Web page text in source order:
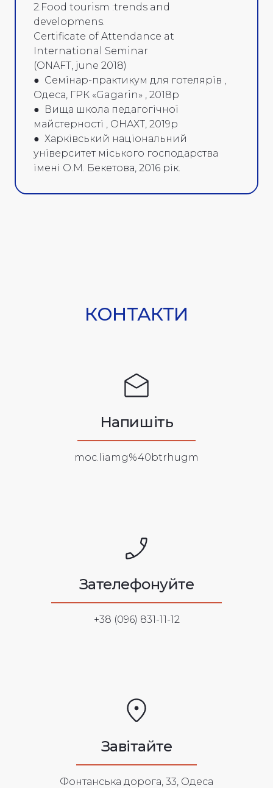
2.Food tourism :trends and
developmens.
Certificate of Attendance at
International Seminar
(ONAFT, june 2018)
● Семінар-практикум для готелярів ,
Одеса, ГРК «Gagarin» , 2018р
● Вища школа педагогічної
майстерності , ОНАХТ, 2019р
● Харківський національний
університет міського господарства
імені О.М. Бекетова, 2016 рік.
КОНТАКТИ
Напишіть
moc.liamg%40btrhugm
Зателефонуйте
+38 (096) 831-11-12
Завітайте
Фонтанська дорога, 33, Одеса